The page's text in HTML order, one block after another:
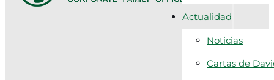
Actualidad
Noticias
Cartas de